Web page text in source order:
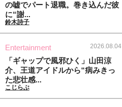
の嘘でパート退職。巻き込んだ彼
に“謝...
鈴木詩子
Entertainment 2026.08.04
「ギャップで風邪ひく」山田涼
介、王道アイドルから“病みきっ
た悲壮感...
こじらぶ